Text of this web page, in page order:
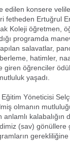
edilen konsere
fetheden Ertuğrul
Koleji öğretmen,
programda
salavatlar,
hatimler,
giren öğrenciler
yaşadı.
Yöneticisi
olmanın
kalabalığın
(sav) gönüllere